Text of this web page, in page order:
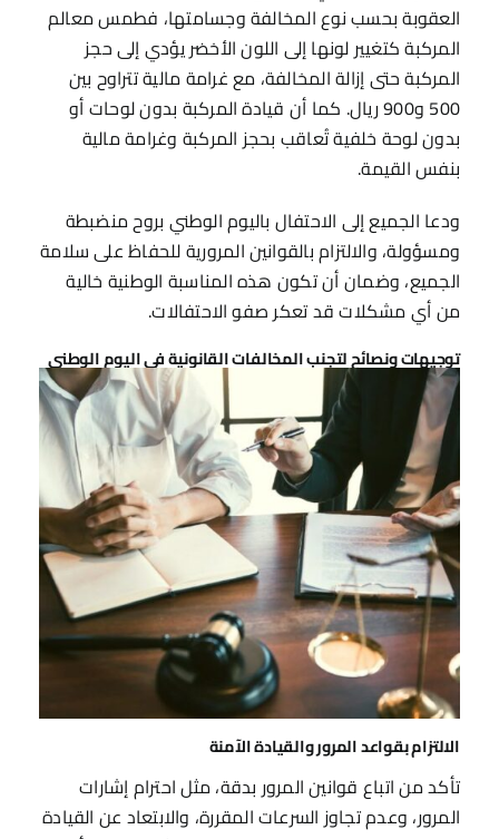
العقوبة بحسب نوع المخالفة وجسامتها، فطمس معالم
المركبة كتغيير لونها إلى اللون الأخضر يؤدي إلى حجز
المركبة حتى إزالة المخالفة، مع غرامة مالية تتراوح بين
500 و900 ريال. كما أن قيادة المركبة بدون لوحات أو
بدون لوحة خلفية تُعاقب بحجز المركبة وغرامة مالية
بنفس القيمة.
ودعا الجميع إلى الاحتفال باليوم الوطني بروح منضبطة
ومسؤولة، والالتزام بالقوانين المرورية للحفاظ على سلامة
الجميع، وضمان أن تكون هذه المناسبة الوطنية خالية
من أي مشكلات قد تعكر صفو الاحتفالات.
توجيهات ونصائح لتجنب المخالفات القانونية في اليوم الوطني
الالتزام بقواعد المرور والقيادة الآمنة
تأكد من اتباع قوانين المرور بدقة، مثل احترام إشارات
المرور، وعدم تجاوز السرعات المقررة، والابتعاد عن القيادة